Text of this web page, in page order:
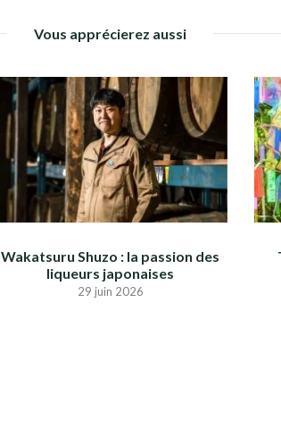
Vous apprécierez aussi
Wakatsuru Shuzo : la passion des
liqueurs japonaises
29 juin 2026